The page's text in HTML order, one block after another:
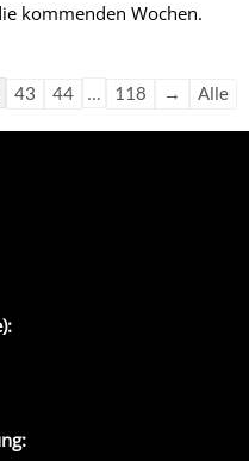
kommenden Wochen.
43 44 … 118 → Alle